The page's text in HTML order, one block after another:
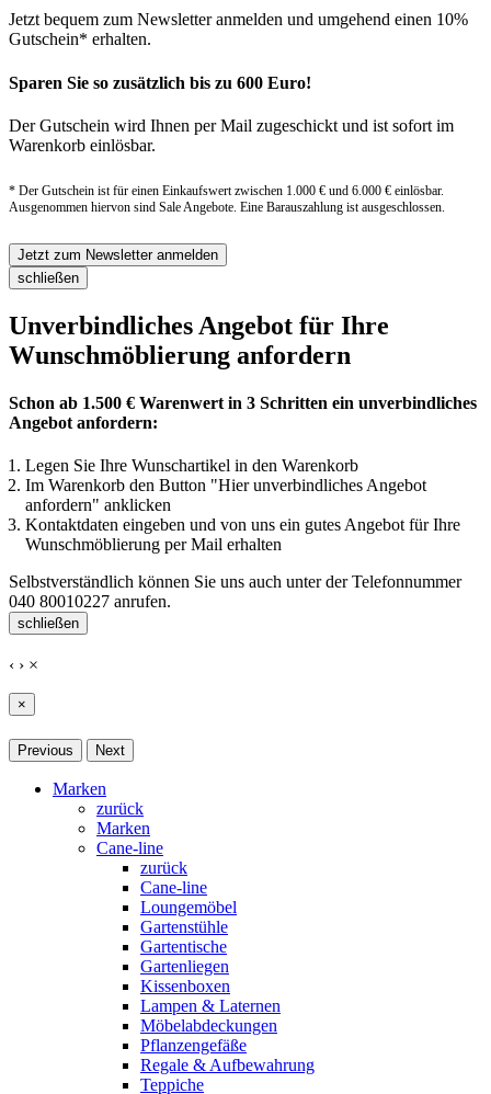
Jetzt bequem zum Newsletter anmelden und umgehend einen 10%
Gutschein* erhalten.
Sparen Sie so zusätzlich bis zu 600 Euro!
Der Gutschein wird Ihnen per Mail zugeschickt und ist sofort im
Warenkorb einlösbar.
* Der Gutschein ist für einen Einkaufswert zwischen 1.000 € und 6.000 € einlösbar.
Ausgenommen hiervon sind Sale Angebote. Eine Barauszahlung ist ausgeschlossen.
Jetzt zum Newsletter anmelden
schließen
Unverbindliches Angebot für Ihre
Wunschmöblierung anfordern
Schon ab 1.500 € Warenwert in 3 Schritten ein unverbindliches
Angebot anfordern:
Legen Sie Ihre Wunschartikel in den Warenkorb
Im Warenkorb den Button "Hier unverbindliches Angebot
anfordern" anklicken
Kontaktdaten eingeben und von uns ein gutes Angebot für Ihre
Wunschmöblierung per Mail erhalten
Selbstverständlich können Sie uns auch unter der Telefonnummer
040 80010227 anrufen.
schließen
‹ › ×
×
Previous Next
Marken
zurück
Marken
Cane-line
zurück
Cane-line
Loungemöbel
Gartenstühle
Gartentische
Gartenliegen
Kissenboxen
Lampen & Laternen
Möbelabdeckungen
Pflanzengefäße
Regale & Aufbewahrung
Teppiche